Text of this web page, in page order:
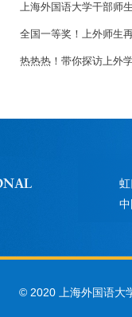
上海外国语大学干部师
全国一等奖！上外师生
热热热！带你探访上外
© 2020 上海外国语大